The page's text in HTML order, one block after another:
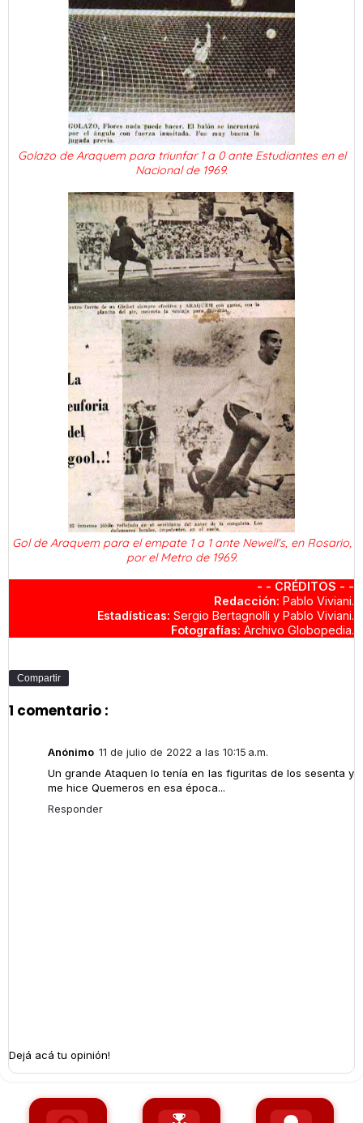
Golazo de Araquem para triunfar 1 a 0 ante Estudiantes en el
Nacional de 1969.
Gol de Araquem para el empate 1 a 1 ante Newell's, en Rosario,
por el Metro de 1969.
- - CRÉDITOS - -
Redacción: Pablo Viviani.
Estadísticas: Sergio Bertagnolli y Pablo Viviani.
Fotografías: Archivo Globopedia.
Compartir
1 comentario :
Anónimo 11 de julio de 2022 a las 10:15 a.m.
Un grande Ataquen lo tenía en las figuritas de los sesenta y
me hice Quemeros en esa época...
Responder
Dejá acá tu opinión!